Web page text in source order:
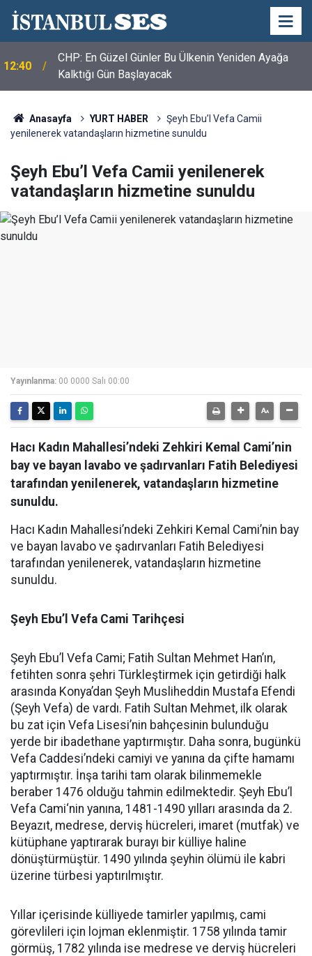
12:40
CHP: En Güzel Günler Bu Ülkenin Yeniden Ayağa
Kalktığı Gün Başlayacak
Anasayfa YURT HABER
Şeyh Ebu’l Vefa Camii
yenilenerek vatandaşların hizmetine sunuldu
Şeyh Ebu’l Vefa Camii yenilenerek
vatandaşların hizmetine sunuldu
Yayınlanma: 00 0000 Salı 00:00
Hacı Kadın Mahallesi’ndeki Zehkiri Kemal Cami’nin
bay ve bayan lavabo ve şadırvanları Fatih Belediyesi
tarafından yenilenerek, vatandaşların hizmetine
sunuldu.
Hacı Kadın Mahallesi’ndeki Zehkiri Kemal Cami’nin bay
ve bayan lavabo ve şadırvanları Fatih Belediyesi
tarafından yenilenerek, vatandaşların hizmetine
sunuldu.
Şeyh Ebu’l Vefa Cami Tarihçesi
Şeyh Ebu’l Vefa Cami; Fatih Sultan Mehmet Han’ın,
fetihten sonra şehri Türkleştirmek için getirdiği halk
arasında Konya’dan Şeyh Musliheddin Mustafa Efendi
(Şeyh Vefa) de vardı. Fatih Sultan Mehmet, ilk olarak
bu zat için Vefa Lisesi’nin bahçesinin bulunduğu
yerde bir ibadethane yaptırmıştır. Daha sonra, bugünkü
Vefa Caddesi’ndeki camiyi ve yanına da çifte hamamı
yaptırmıştır. İnşa tarihi tam olarak bilinmemekle
beraber 1476 olduğu tahmin edilmektedir. Şeyh Ebu’l
Vefa Cami‘nin yanına, 1481-1490 yılları arasında da 2.
Beyazıt, medrese, derviş hücreleri, imaret (mutfak) ve
kütüphane yaptırarak burayı bir külliye haline
dönüştürmüştür. 1490 yılında şeyhin ölümü ile kabri
üzerine türbesi yaptırılmıştır.
Yıllar içerisinde külliyede tamirler yapılmış, cami
görevlileri için lojman eklenmiştir. 1758 yılında tamir
görmüş, 1782 yılında ise medrese ve derviş hücreleri